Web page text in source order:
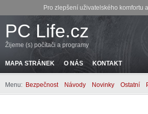
Pro zlepšení uživatelského komfortu
PC Life.cz
Žijeme (s) počítači a programy
MAPA STRÁNEK O NÁS KONTAKT
Menu: Bezpečnost Návody Novinky Ostatní